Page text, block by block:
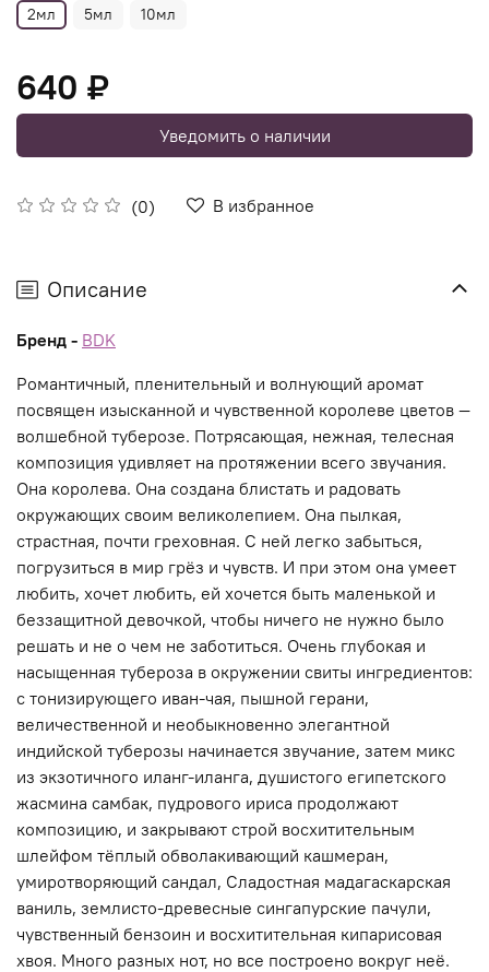
(0) В избранное
2мл 5мл 10мл
640 ₽
Уведомить о наличии
Описание
Бренд - BDK
Романтичный, пленительный и волнующий аромат
посвящен изысканной и чувственной королеве цветов —
волшебной туберозе. Потрясающая, нежная, телесная
композиция удивляет на протяжении всего звучания.
Она королева. Она создана блистать и радовать
окружающих своим великолепием. Она пылкая,
страстная, почти греховная. С ней легко забыться,
погрузиться в мир грёз и чувств. И при этом она умеет
любить, хочет любить, ей хочется быть маленькой и
беззащитной девочкой, чтобы ничего не нужно было
решать и не о чем не заботиться. Очень глубокая и
насыщенная тубероза в окружении свиты ингредиентов:
с тонизирующего иван-чая, пышной герани,
величественной и необыкновенно элегантной
индийской туберозы начинается звучание, затем микс
из экзотичного иланг-иланга, душистого египетского
жасмина самбак, пудрового ириса продолжают
композицию, и закрывают строй восхитительным
шлейфом тёплый обволакивающий кашмеран,
умиротворяющий сандал, Сладостная мадагаскарская
ваниль, землисто-древесные сингапурские пачули,
чувственный бензоин и восхитительная кипарисовая
хвоя. Много разных нот, но все построено вокруг неё.